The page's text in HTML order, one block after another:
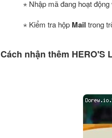
⋆ Nhập mã đang hoạt
⋆ Kiểm tra hộp Mail trong
Cách nhận thêm HERO'S